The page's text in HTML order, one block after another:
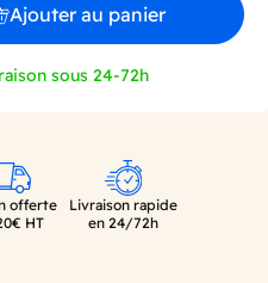
Ajouter au panier
sous 24-72h
offerte
HT
Livraison rapide
en 24/72h